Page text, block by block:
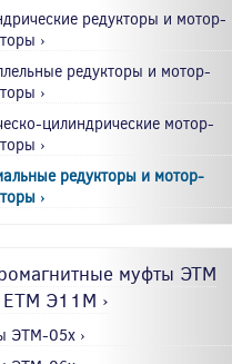
редукторы и мотор-
›
редукторы и мотор-
›
цилиндрические мотор-
›
редукторы и мотор-
›
муфты ЭТМ
Э11М ›
ЭТМ-05x ›